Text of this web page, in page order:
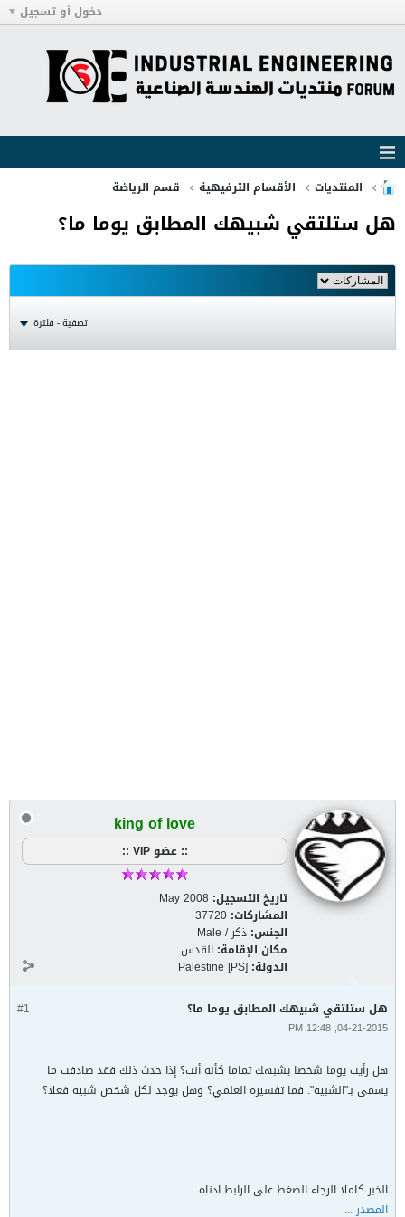
دخول أو تسجيل
المنتديات الأقسام الترفيهية قسم الرياضة
هل ستلتقي شبيهك المطابق يوما ما؟
تصفية - فلترة
king of love
:: عضو VIP ::
تاريخ التسجيل: May 2008
المشاركات: 37720
الجنس: ذكر / Male
مكان الإقامة: القدس
الدولة: Palestine [PS]
#1 هل ستلتقي شبيهك المطابق يوما ما؟
04-21-2015, 12:48 PM
هل رأيت يوما شخصا يشبهك تماما كأنه أنت؟ إذا حدث ذلك فقد صادفت ما
يسمى بـ"الشبيه". فما تفسيره العلمي؟ وهل يوجد لكل شخص شبيه فعلا؟
الخبر كاملا الرجاء الضغط على الرابط ادناه
المصدر ...